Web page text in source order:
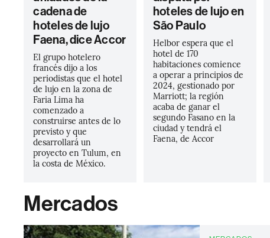
cadena de
hoteles de lujo
Faena, dice Accor
El grupo hotelero
francés dijo a los
periodistas que el hotel
de lujo en la zona de
Faria Lima ha
comenzado a
construirse antes de lo
previsto y que
desarrollará un
proyecto en Tulum, en
la costa de México.
hoteles de lujo en
São Paulo
Helbor espera que el
hotel de 170
habitaciones comience
a operar a principios de
2024, gestionado por
Marriott; la región
acaba de ganar el
segundo Fasano en la
ciudad y tendrá el
Faena, de Accor
Mercados